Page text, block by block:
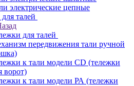
электрические цепные
талей
для талей
передвижения тали ручной
к тали модели CD (тележки
ворот)
к тали модели РА (тележки